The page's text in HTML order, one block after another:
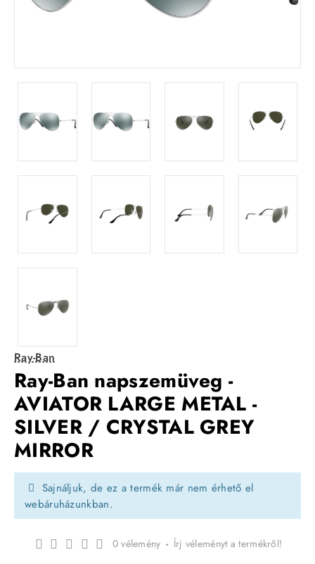
Ray-Ban
Ray-Ban napszemüveg -
AVIATOR LARGE METAL -
SILVER / CRYSTAL GREY
MIRROR
Sajnáljuk, de ez a termék már nem érhető el
webáruházunkban.
0 vélemény - Írj véleményt a termékről!